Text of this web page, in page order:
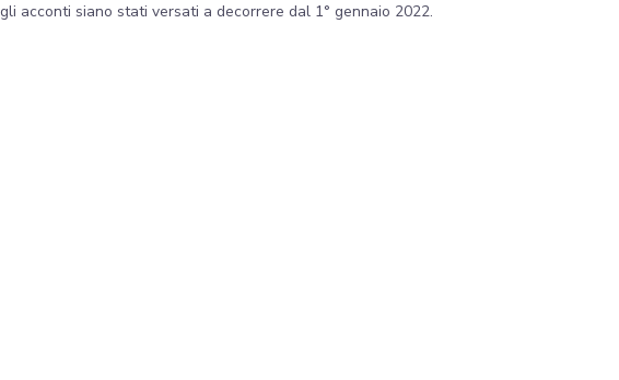
acconti siano stati versati a decorrere dal 1° gennaio 2022.